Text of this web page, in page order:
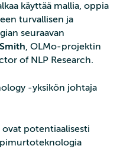
käyttää mallia, oppia
turvallisen ja
seuraavan
, OLMo-projektin
of NLP Research.
-yksikön johtaja
potentiaalisesti